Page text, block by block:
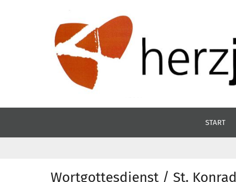
START
Wortgottesdienst / St. Konrad